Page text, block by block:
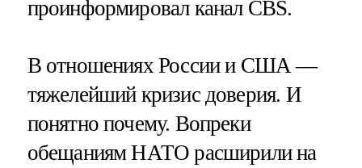
проинформировал канал СBS.
В отношениях России и США —
тяжелейший кризис доверия. И
понятно почему. Вопреки
обещаниям НАТО расширили на